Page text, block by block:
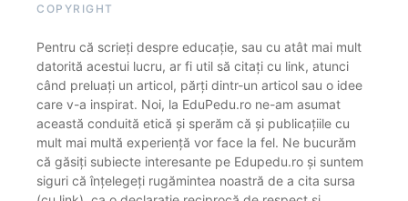
COPYRIGHT
Pentru că scrieți despre educație, sau cu atât mai mult
datorită acestui lucru, ar fi util să citați cu link, atunci
când preluați un articol, părți dintr-un articol sau o idee
care v-a inspirat. Noi, la EduPedu.ro ne-am asumat
această conduită etică și sperăm că și publicațiile cu
mult mai multă experiență vor face la fel. Ne bucurăm
că găsiți subiecte interesante pe Edupedu.ro și suntem
siguri că înțelegeți rugămintea noastră de a cita sursa